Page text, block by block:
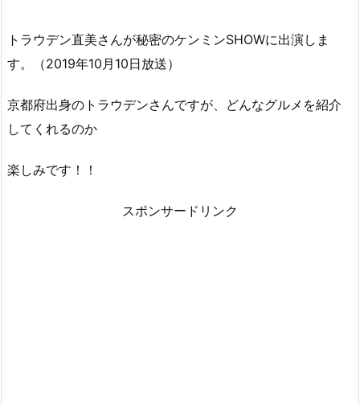
トラウデン直美さんが秘密のケンミンSHOWに出演しま
す。（2019年10月10日放送）
京都府出身のトラウデンさんですが、どんなグルメを紹介
してくれるのか
楽しみです！！
スポンサードリンク